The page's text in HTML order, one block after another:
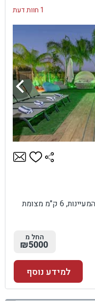
1 חוות דעת
בעמק הירדן, סמוך לכנרת, לעמק המעיינות, 6 ק"מ מצומת
החל מ
₪5000
למידע נוסף